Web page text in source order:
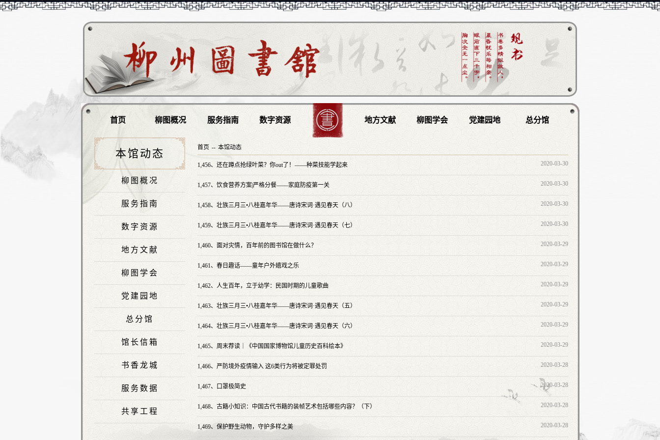
首页 柳图概况 服务指南 数字资源 地方文献 柳图学会 党建园地 总分馆
本馆动态
柳图概况
服务指南
数字资源
地方文献
柳图学会
党建园地
总分馆
馆长信箱
书香龙城
服务数据
共享工程
首页 -- 本馆动态
1,456、 还在蹲点抢绿叶菜？你out了！——种菜技能学起来 2020-03-30
1,457、 饮食营养方案|严格分餐——家庭防疫第一关 2020-03-30
1,458、 壮族三月三•八桂嘉年华——唐诗宋词·遇见春天（八） 2020-03-30
1,459、 壮族三月三•八桂嘉年华——唐诗宋词·遇见春天（七） 2020-03-30
1,460、 面对灾情，百年前的图书馆在做什么？ 2020-03-29
1,461、 春日趣话——童年户外嬉戏之乐 2020-03-29
1,462、 人生百年，立于幼学：民国时期的儿童歌曲 2020-03-29
1,463、 壮族三月三•八桂嘉年华——唐诗宋词·遇见春天（五） 2020-03-29
1,464、 壮族三月三•八桂嘉年华——唐诗宋词·遇见春天（六） 2020-03-29
1,465、 周末荐读｜《中国国家博物馆儿童历史百科绘本》 2020-03-29
1,466、 严防境外疫情输入 这6类行为将被定罪处罚 2020-03-28
1,467、 口罩极简史 2020-03-28
1,468、 古籍小知识：中国古代书籍的装帧艺术包括哪些内容？（下） 2020-03-28
1,469、 保护野生动物，守护多样之美 2020-03-28